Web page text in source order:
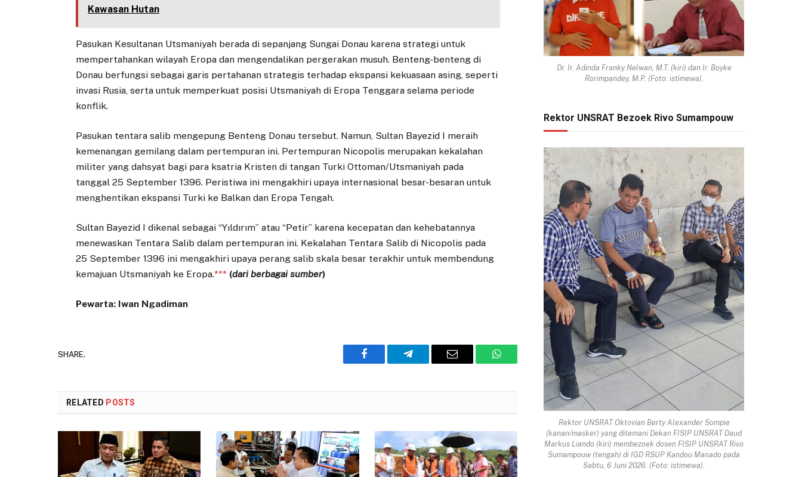
Kawasan Hutan
Pasukan Kesultanan Utsmaniyah berada di sepanjang Sungai Donau karena strategi untuk
mempertahankan wilayah Eropa dan mengendalikan pergerakan musuh. Benteng-benteng di
Donau berfungsi sebagai garis pertahanan strategis terhadap ekspansi kekuasaan asing, seperti
invasi Rusia, serta untuk memperkuat posisi Utsmaniyah di Eropa Tenggara selama periode
konflik.
Pasukan tentara salib mengepung Benteng Donau tersebut. Namun, Sultan Bayezid I meraih
kemenangan gemilang dalam pertempuran ini. Pertempuran Nicopolis merupakan kekalahan
militer yang dahsyat bagi para ksatria Kristen di tangan Turki Ottoman/Utsmaniyah pada
tanggal 25 September 1396. Peristiwa ini mengakhiri upaya internasional besar-besaran untuk
menghentikan ekspansi Turki ke Balkan dan Eropa Tengah.
Sultan Bayezid I dikenal sebagai “Yıldırım” atau “Petir” karena kecepatan dan kehebatannya
menewaskan Tentara Salib dalam pertempuran ini. Kekalahan Tentara Salib di Nicopolis pada
25 September 1396 ini mengakhiri upaya perang salib skala besar terakhir untuk membendung
kemajuan Utsmaniyah ke Eropa.*** (dari berbagai sumber)
Pewarta: Iwan Ngadiman
SHARE.
Facebook Telegram Email WhatsApp
RELATED POSTS
Dr. Ir. Adinda Franky Nelwan, M.T. (kiri) dan Ir. Boyke
Rorimpandey, M.P. (Foto: istimewa).
Rektor UNSRAT Bezoek Rivo Sumampouw
Rektor UNSRAT Oktovian Berty Alexander Sompie
(kanan/masker) yang ditemani Dekan FISIP UNSRAT Daud
Markus Liando (kiri) membezoek dosen FISIP UNSRAT Rivo
Sumampouw (tengah) di IGD RSUP Kandou Manado pada
Sabtu, 6 Juni 2026. (Foto: istimewa).